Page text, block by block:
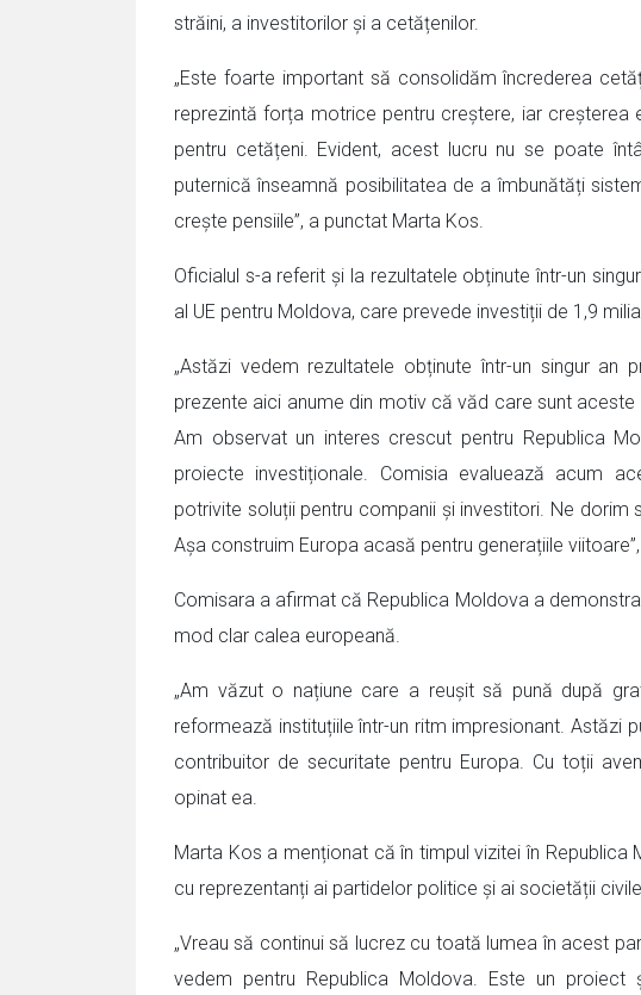
străini, a investitorilor și a cetățenilor.
„Este foarte important să consolidăm încrederea
reprezintă forța motrice pentru creștere, iar
pentru cetățeni. Evident, acest lucru nu se poate
puternică înseamnă posibilitatea de a îmbunătăți
crește pensiile”, a punctat Marta Kos.
Oficialul s-a referit și la rezultatele obținute într-un
al UE pentru Moldova, care prevede investiții de 1,9
„Astăzi vedem rezultatele obținute într-un singur an
prezente aici anume din motiv că văd care sunt
Am observat un interes crescut pentru Republica
proiecte investiționale. Comisia evaluează acum
potrivite soluții pentru companii și investitori. Ne
Așa construim Europa acasă pentru generațiile
Comisara a afirmat că Republica Moldova a
mod clar calea europeană.
„Am văzut o națiune care a reușit să pună după
reformează instituțiile într-un ritm impresionant. Astăzi
contribuitor de securitate pentru Europa. Cu toții
opinat ea.
Marta Kos a menționat că în timpul vizitei în Republica
cu reprezentanți ai partidelor politice și ai societății
„Vreau să continui să lucrez cu toată lumea în acest
vedem pentru Republica Moldova. Este un